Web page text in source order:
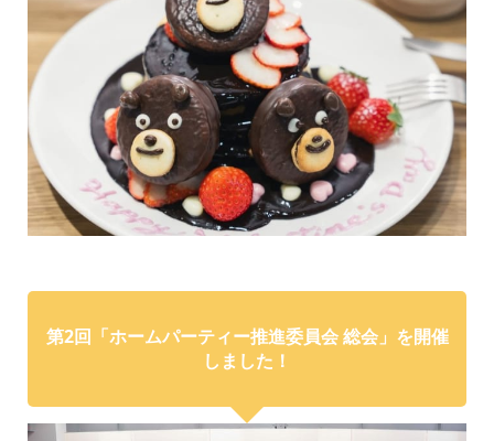
第2回「ホームパーティー推進委員会 総会」を開催
しました！